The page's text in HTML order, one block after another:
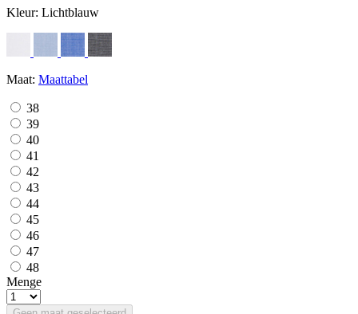
Kleur: Lichtblauw
Maat: Maattabel
38
39
40
41
42
43
44
45
46
47
48
Menge